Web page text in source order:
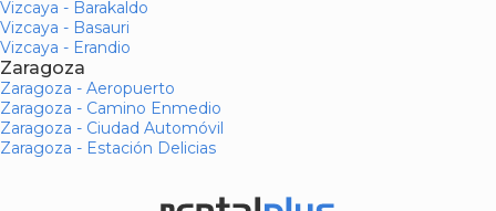
Vizcaya - Barakaldo
Vizcaya - Basauri
Vizcaya - Erandio
Zaragoza
Zaragoza - Aeropuerto
Zaragoza - Camino Enmedio
Zaragoza - Ciudad Automóvil
Zaragoza - Estación Delicias